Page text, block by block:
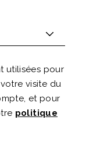
utilisées pour
visite du
et pour
politique